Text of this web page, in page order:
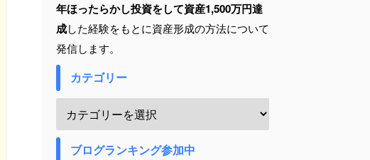
年ほったらかし投資をして資産1,500万円達
成した経験をもとに資産形成の方法について
発信します。
カテゴリー
ブログランキング参加中